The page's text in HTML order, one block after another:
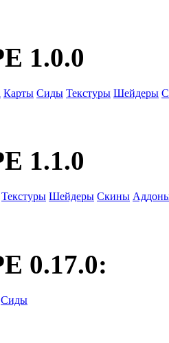
1.0.0
Карты Сиды Текстуры Шейдеры
1.1.0
Текстуры Шейдеры Скины
0.17.0:
Сиды